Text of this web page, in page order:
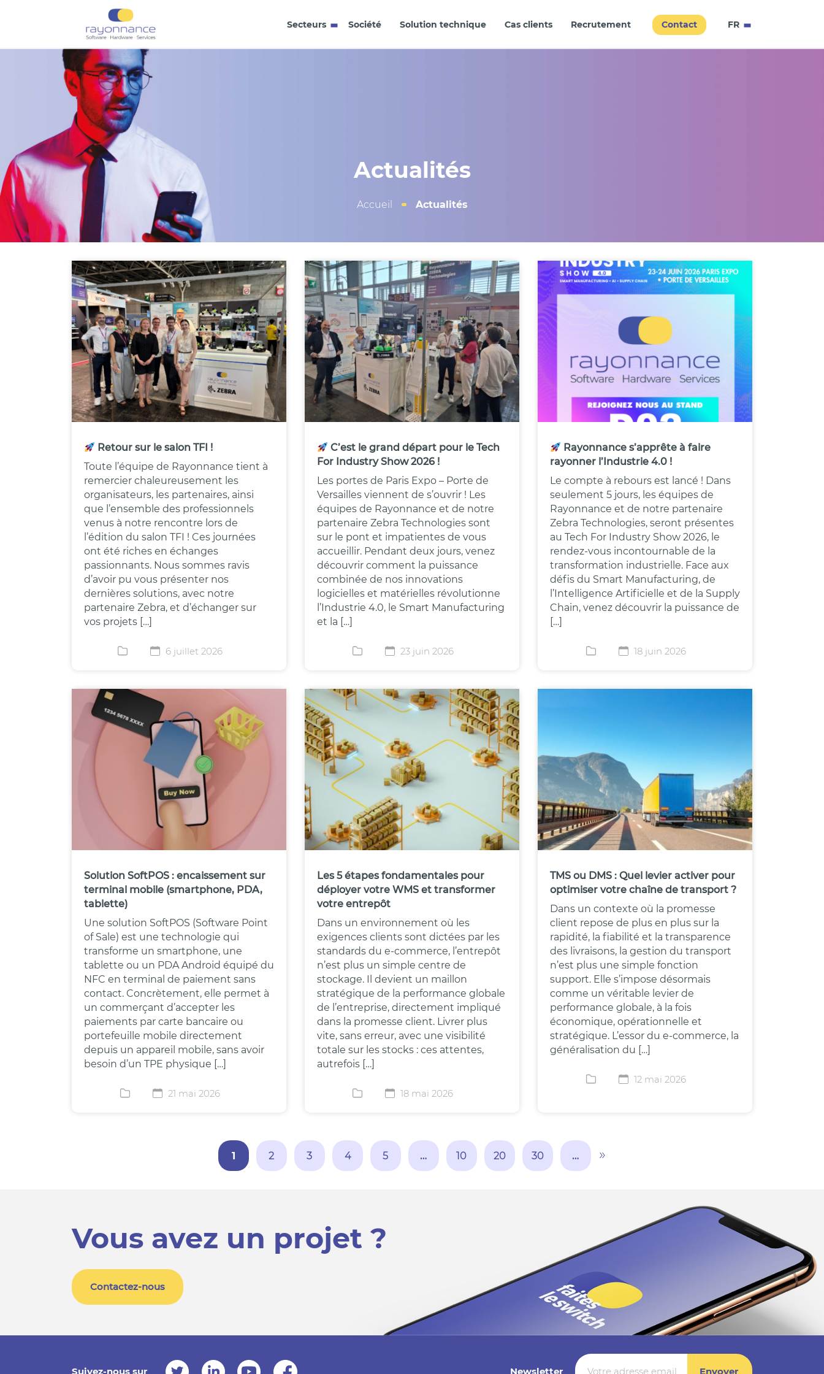
Secteurs Société Solution technique Cas clients Recrutement Contact
FR
EN
Actualités
Accueil Actualités
Retour sur le salon TFI !
Toute l’équipe de Rayonnance tient à
remercier chaleureusement les
organisateurs, les partenaires, ainsi
que l’ensemble des professionnels
venus à notre rencontre lors de
l’édition du salon TFI ! Ces journées
ont été riches en échanges
passionnants. Nous sommes ravis
d’avoir pu vous présenter nos
dernières solutions, avec notre
partenaire Zebra, et d’échanger sur
vos projets […]
6 juillet 2026
C’est le grand départ pour le Tech
For Industry Show 2026 !
Les portes de Paris Expo – Porte de
Versailles viennent de s’ouvrir ! Les
équipes de Rayonnance et de notre
partenaire Zebra Technologies sont
sur le pont et impatientes de vous
accueillir. Pendant deux jours, venez
découvrir comment la puissance
combinée de nos innovations
logicielles et matérielles révolutionne
l’Industrie 4.0, le Smart Manufacturing
et la […]
23 juin 2026
Rayonnance s’apprête à faire
rayonner l’Industrie 4.0 !
Le compte à rebours est lancé ! Dans
seulement 5 jours, les équipes de
Rayonnance et de notre partenaire
Zebra Technologies, seront présentes
au Tech For Industry Show 2026, le
rendez-vous incontournable de la
transformation industrielle. Face aux
défis du Smart Manufacturing, de
l’Intelligence Artificielle et de la Supply
Chain, venez découvrir la puissance de
[…]
18 juin 2026
Solution SoftPOS : encaissement sur
terminal mobile (smartphone, PDA,
tablette)
Une solution SoftPOS (Software Point
of Sale) est une technologie qui
transforme un smartphone, une
tablette ou un PDA Android équipé du
NFC en terminal de paiement sans
contact. Concrètement, elle permet à
un commerçant d’accepter les
paiements par carte bancaire ou
portefeuille mobile directement
depuis un appareil mobile, sans avoir
besoin d’un TPE physique […]
21 mai 2026
Les 5 étapes fondamentales pour
déployer votre WMS et transformer
votre entrepôt
Dans un environnement où les
exigences clients sont dictées par les
standards du e-commerce, l’entrepôt
n’est plus un simple centre de
stockage. Il devient un maillon
stratégique de la performance globale
de l’entreprise, directement impliqué
dans la promesse client. Livrer plus
vite, sans erreur, avec une visibilité
totale sur les stocks : ces attentes,
autrefois […]
18 mai 2026
TMS ou DMS : Quel levier activer pour
optimiser votre chaîne de transport ?
Dans un contexte où la promesse
client repose de plus en plus sur la
rapidité, la fiabilité et la transparence
des livraisons, la gestion du transport
n’est plus une simple fonction
support. Elle s’impose désormais
comme un véritable levier de
performance globale, à la fois
économique, opérationnelle et
stratégique. L’essor du e-commerce, la
généralisation du […]
12 mai 2026
1 2 3 4 5 … 10 20 30 … »
Vous avez un projet ?
Contactez-nous
Suivez-nous sur Newsletter